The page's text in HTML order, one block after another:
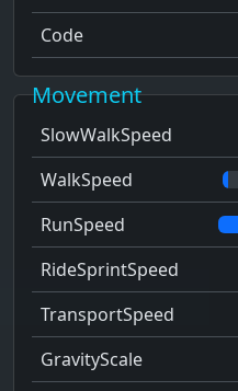
Code
Movement
SlowWalkSpeed
WalkSpeed
RunSpeed
RideSprintSpeed
TransportSpeed
GravityScale